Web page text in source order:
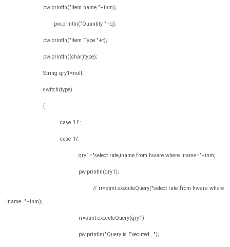
pw.println("Item name "+inm);
pw.println("Quantity "+q);
pw.println("Item Type "+t);
pw.println((char)type);
String qry1=null;
switch(type)
{
case 'H':
case 'h':
qry1="select rate,iname from hware where iname="+inm;
pw.println(qry1);
// rr=stmt.executeQuery("select rate from hware where
iname="+inm);
rr=stmt.executeQuery(qry1);
pw.println("Query is Executed...");